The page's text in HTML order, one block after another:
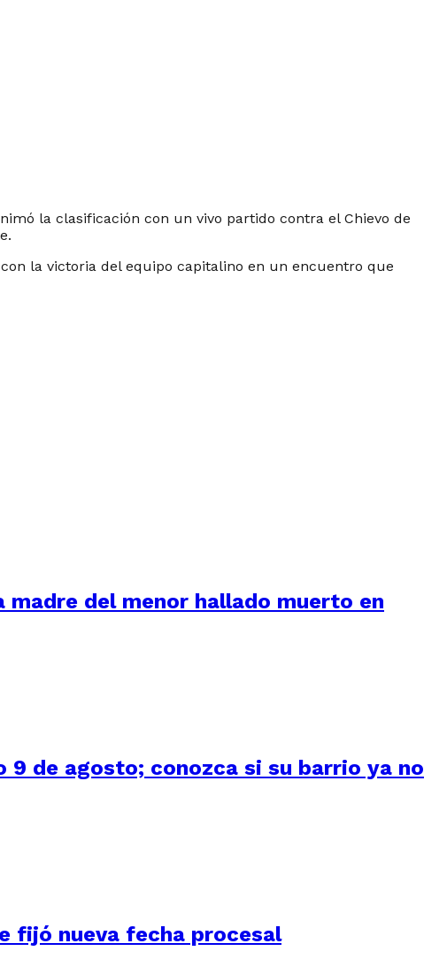
la clasificación con un vivo partido contra el Chievo de
la victoria del equipo capitalino en un encuentro que
del menor hallado muerto en
de agosto; conozca si su barrio ya no
fijó nueva fecha procesal